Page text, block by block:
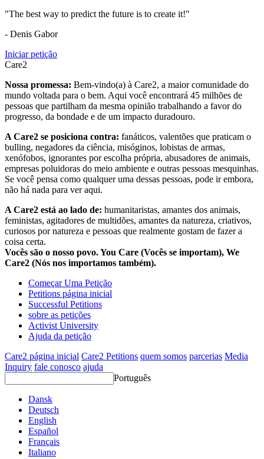
"The best way to predict the future is to create it!"
- Denis Gabor
Iniciar petição
Care2
Nossa promessa: Bem-vindo(a) à Care2, a maior comunidade do
mundo voltada para o bem. Aqui você encontrará 45 milhões de
pessoas que partilham da mesma opinião trabalhando a favor do
progresso, da bondade e de um impacto duradouro.
A Care2 se posiciona contra: fanáticos, valentões que praticam o
bulling, negadores da ciência, misóginos, lobistas de armas,
xenófobos, ignorantes por escolha própria, abusadores de animais,
empresas poluidoras do meio ambiente e outras pessoas mesquinhas.
Se você pensa como qualquer uma dessas pessoas, pode ir embora,
não há nada para ver aqui.
A Care2 está ao lado de: humanitaristas, amantes dos animais,
feministas, agitadores de multidões, amantes da natureza, criativos,
curiosos por natureza e pessoas que realmente gostam de fazer a
coisa certa.
Vocês são o nosso povo. You Care (Vocês se importam), We
Care2 (Nós nos importamos também).
Começar Uma Petição
Petitions página inicial
Successful Petitions
sobre as petições
Activist University
Ajuda da petição
Care2 página inicial Care2 Petitions quem somos parcerias Media
Inquiry fale conosco ajuda
Português
Dansk
Deutsch
English
Español
Français
Italiano